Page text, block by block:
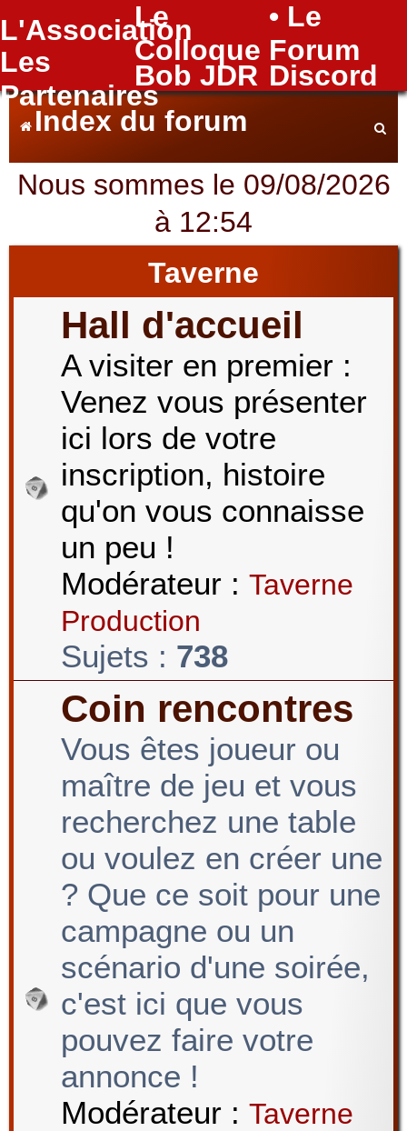
L'Association
Le
Colloque
• Le
Forum
Les
Partenaires
Bob JDR Discord
FAQ
Index du forum
e
e
Nous sommes le 09/08/2026
à 12:54
Taverne
Hall d'accueil
A visiter en premier :
Venez vous présenter
ici lors de votre
inscription, histoire
qu'on vous connaisse
un peu !
Modérateur : Taverne
Production
Sujets : 738
Coin rencontres
Vous êtes joueur ou
maître de jeu et vous
recherchez une table
ou voulez en créer une
? Que ce soit pour une
campagne ou un
scénario d'une soirée,
c'est ici que vous
pouvez faire votre
annonce !
Modérateur : Taverne